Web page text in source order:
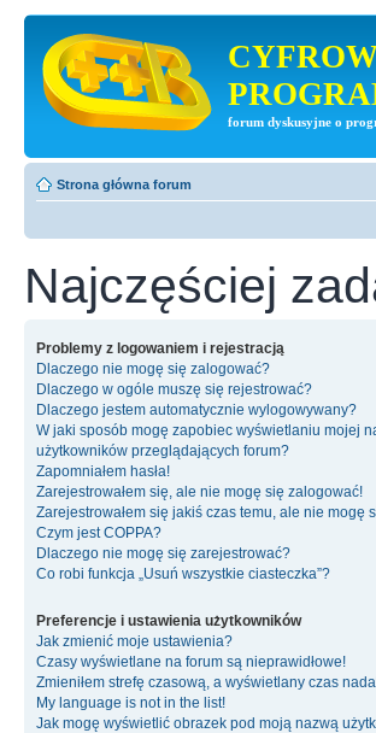
forum dyskusyjne o
Strona główna forum
Najczęściej
Problemy z logowaniem i rejestracją
Dlaczego nie mogę się zalogować?
Dlaczego w ogóle muszę się rejestrować?
Dlaczego jestem automatycznie wylogowywany?
W jaki sposób mogę zapobiec wyświetlaniu mojej
użytkowników przeglądających forum?
Zapomniałem hasła!
Zarejestrowałem się, ale nie mogę się zalogować!
Zarejestrowałem się jakiś czas temu, ale nie mogę
Czym jest COPPA?
Dlaczego nie mogę się zarejestrować?
Co robi funkcja „Usuń wszystkie ciasteczka”?
Preferencje i ustawienia użytkowników
Jak zmienić moje ustawienia?
Czasy wyświetlane na forum są nieprawidłowe!
Zmieniłem strefę czasową, a wyświetlany czas
My language is not in the list!
Jak mogę wyświetlić obrazek pod moją nazwą